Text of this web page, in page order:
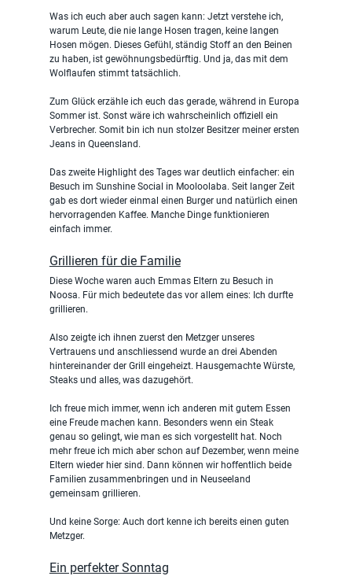
Was ich euch aber auch sagen kann: Jetzt verstehe ich,
warum Leute, die nie lange Hosen tragen, keine langen
Hosen mögen. Dieses Gefühl, ständig Stoff an den Beinen
zu haben, ist gewöhnungsbedürftig. Und ja, das mit dem
Wolflaufen stimmt tatsächlich.
Zum Glück erzähle ich euch das gerade, während in Europa
Sommer ist. Sonst wäre ich wahrscheinlich offiziell ein
Verbrecher. Somit bin ich nun stolzer Besitzer meiner ersten
Jeans in Queensland.
Das zweite Highlight des Tages war deutlich einfacher: ein
Besuch im Sunshine Social in Mooloolaba. Seit langer Zeit
gab es dort wieder einmal einen Burger und natürlich einen
hervorragenden Kaffee. Manche Dinge funktionieren
einfach immer.
Grillieren für die Familie
Diese Woche waren auch Emmas Eltern zu Besuch in
Noosa. Für mich bedeutete das vor allem eines: Ich durfte
grillieren.
Also zeigte ich ihnen zuerst den Metzger unseres
Vertrauens und anschliessend wurde an drei Abenden
hintereinander der Grill eingeheizt. Hausgemachte Würste,
Steaks und alles, was dazugehört.
Ich freue mich immer, wenn ich anderen mit gutem Essen
eine Freude machen kann. Besonders wenn ein Steak
genau so gelingt, wie man es sich vorgestellt hat. Noch
mehr freue ich mich aber schon auf Dezember, wenn meine
Eltern wieder hier sind. Dann können wir hoffentlich beide
Familien zusammenbringen und in Neuseeland
gemeinsam grillieren.
Und keine Sorge: Auch dort kenne ich bereits einen guten
Metzger.
Ein perfekter Sonntag